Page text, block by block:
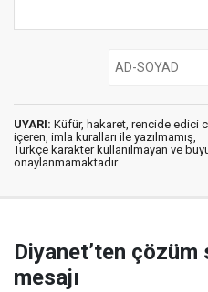
UYARI: Küfür, hakaret, rencide edici
içeren, imla kuralları ile yazılmamış,
Türkçe karakter kullanılmayan ve
onaylanmamaktadır.
Diyanet’ten çözüm
mesajı